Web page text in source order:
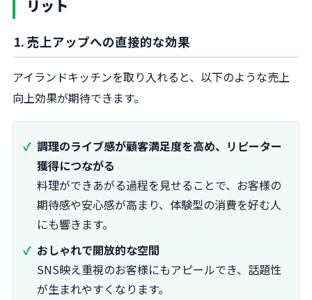
リット
1. 売上アップへの直接的な効果
アイランドキッチンを取り入れると、以下のような売上
向上効果が期待できます。
調理のライブ感が顧客満足度を高め、リピーター
獲得につながる
料理ができあがる過程を見せることで、お客様の
期待感や安心感が高まり、体験型の消費を好む人
にも響きます。
おしゃれで開放的な空間
SNS映え重視のお客様にもアピールでき、話題性
が生まれやすくなります。